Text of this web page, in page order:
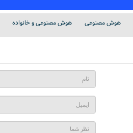
هوش مصنوعی هوش مصنوعی و خانواده